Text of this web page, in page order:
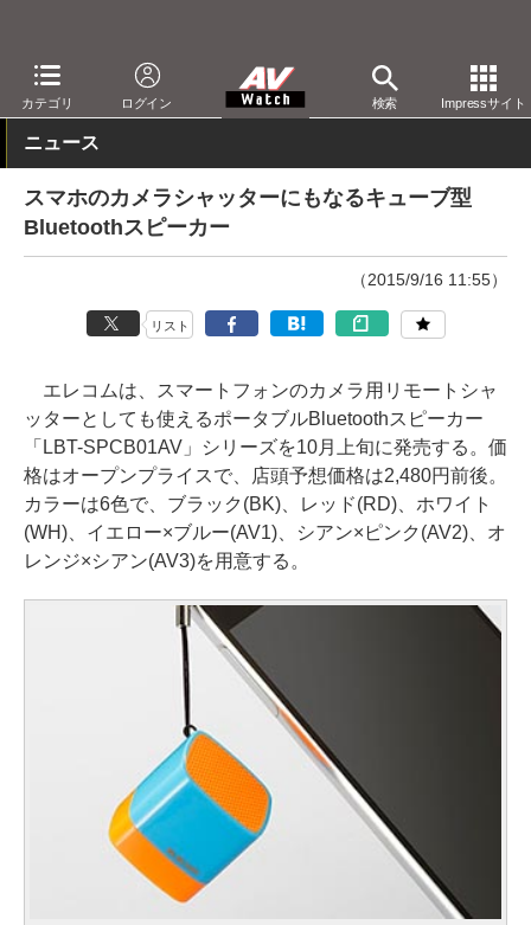
カテゴリ ログイン 検索 Impressサイト
AV Watch 製品 Bluetoothスピーカー
ニュース
スマホのカメラシャッターにもなるキューブ型
Bluetoothスピーカー
（2015/9/16 11:55）
リスト
エレコムは、スマートフォンのカメラ用リモートシャ
ッターとしても使えるポータブルBluetoothスピーカー
「LBT-SPCB01AV」シリーズを10月上旬に発売する。価
格はオープンプライスで、店頭予想価格は2,480円前後。
カラーは6色で、ブラック(BK)、レッド(RD)、ホワイト
(WH)、イエロー×ブルー(AV1)、シアン×ピンク(AV2)、オ
レンジ×シアン(AV3)を用意する。